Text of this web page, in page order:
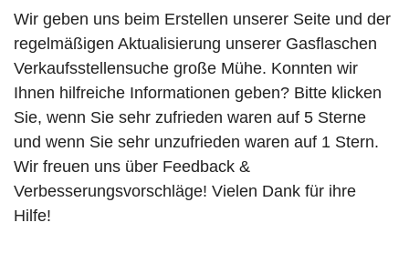
Wir geben uns beim Erstellen unserer Seite und der
regelmäßigen Aktualisierung unserer Gasflaschen
Verkaufsstellensuche große Mühe. Konnten wir
Ihnen hilfreiche Informationen geben? Bitte klicken
Sie, wenn Sie sehr zufrieden waren auf 5 Sterne
und wenn Sie sehr unzufrieden waren auf 1 Stern.
Wir freuen uns über Feedback &
Verbesserungsvorschläge! Vielen Dank für ihre
Hilfe!